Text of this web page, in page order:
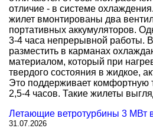
отличие - в системе
жилет вмонтированы два
портативных аккумуляторов.
3-4 часа непрерывной работы.
разместить в карманах
материалом, который при
твердого состояния в жидкое,
Это поддерживает комфортную
2,5-4 часов. Такие жилеты
Летающие ветротурбины 3 МВт
31.07.2026